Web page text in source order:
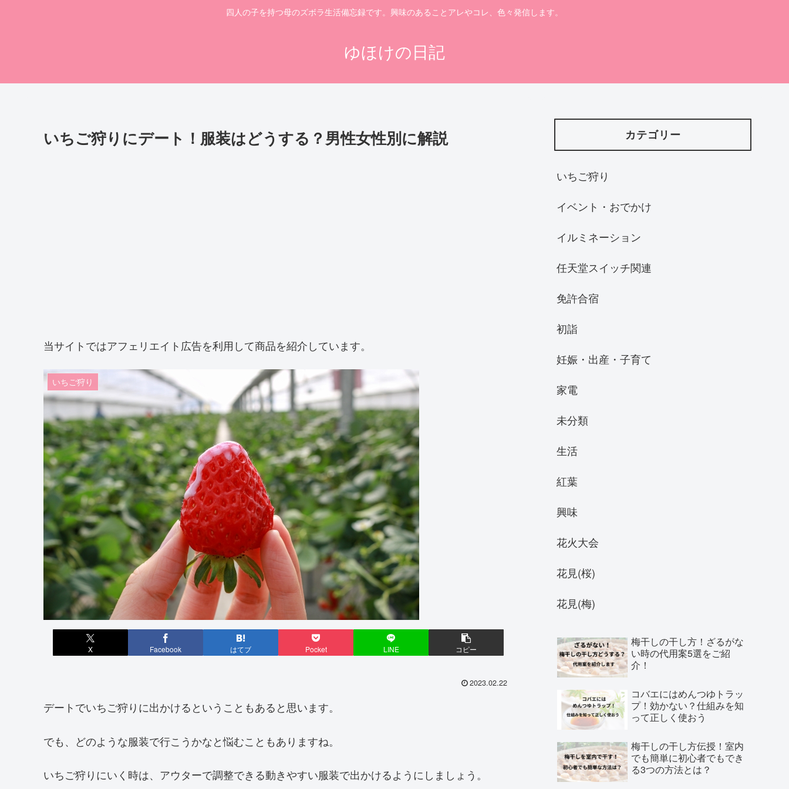
四人の子を持つ母のズボラ生活備忘録です。興味のあることアレやコレ、色々発信します。
ゆほけの日記
いちご狩りにデート！服装はどうする？男性女性別に解説
当サイトではアフェリエイト広告を利用して商品を紹介しています。
いちご狩り
X Facebook はてブ Pocket LINE コピー
2023.02.22
デートでいちご狩りに出かけるということもあると思います。
でも、どのような服装で行こうかなと悩むこともありますね。
いちご狩りにいく時は、アウターで調整できる動きやすい服装で出かけるようにしましょう。
カテゴリー
いちご狩り
イベント・おでかけ
イルミネーション
任天堂スイッチ関連
免許合宿
初詣
妊娠・出産・子育て
家電
未分類
生活
紅葉
興味
花火大会
花見(桜)
花見(梅)
梅干しの干し方！ざるがな
い時の代用案5選をご紹
介！
コバエにはめんつゆトラッ
プ！効かない？仕組みを知
って正しく使おう
梅干しの干し方伝授！室内
でも簡単に初心者でもでき
る3つの方法とは？